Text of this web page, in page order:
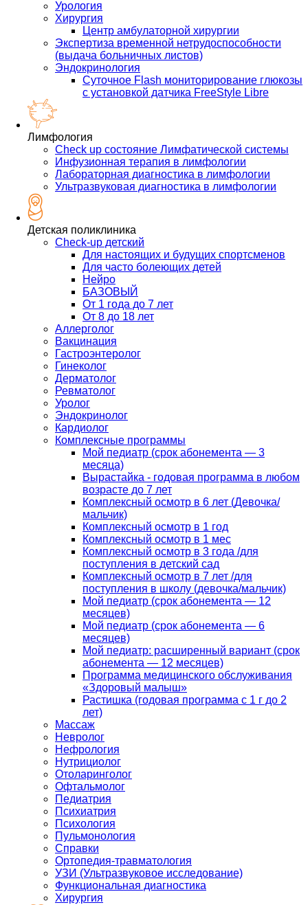
Урология
Хирургия
Центр амбулаторной хирургии
Экспертиза временной нетрудоспособности
(выдача больничных листов)
Эндокринология
Суточное Flash мониторирование глюкозы
с установкой датчика FreeStyle Libre
Лимфология
Check up состояние Лимфатической системы
Инфузионная терапия в лимфологии
Лабораторная диагностика в лимфологии
Ультразвуковая диагностика в лимфологии
Детская поликлиника
Check-up детский
Для настоящих и будущих спортсменов
Для часто болеющих детей
Нейро
БАЗОВЫЙ
От 1 года до 7 лет
От 8 до 18 лет
Аллерголог
Вакцинация
Гастроэнтеролог
Гинеколог
Дерматолог
Ревматолог
Уролог
Эндокринолог
Кардиолог
Комплексные программы
Мой педиатр (срок абонемента — 3
месяца)
Вырастайка - годовая программа в любом
возрасте до 7 лет
Комплексный осмотр в 6 лет (Девочка/
мальчик)
Комплексный осмотр в 1 год
Комплексный осмотр в 1 мес
Комплексный осмотр в 3 года /для
поступления в детский сад
Комплексный осмотр в 7 лет /для
поступления в школу (девочка/мальчик)
Мой педиатр (срок абонемента — 12
месяцев)
Мой педиатр (срок абонемента — 6
месяцев)
Мой педиатр: расширенный вариант (срок
абонемента — 12 месяцев)
Программа медицинского обслуживания
«Здоровый малыш»
Растишка (годовая программа с 1 г до 2
лет)
Массаж
Невролог
Нефрология
Нутрициолог
Отоларинголог
Офтальмолог
Педиатрия
Психиатрия
Психология
Пульмонология
Справки
Ортопедия-травматология
УЗИ (Ультразвуковое исследование)
Функциональная диагностика
Хирургия